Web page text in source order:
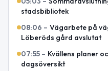
stadsbibliotek
08:06 – Vägarbete på
Löberöds gård avslutat
07:55 – Kvällens planer
dagsöversikt